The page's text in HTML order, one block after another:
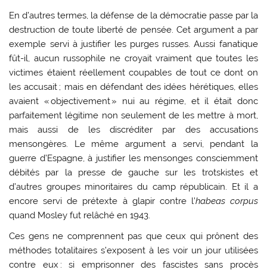
En d’autres termes, la défense de la démocratie passe par la
destruction de toute liberté de pensée. Cet argument a par
exemple servi à justifier les purges russes. Aussi fanatique
fût-il, aucun russophile ne croyait vraiment que toutes les
victimes étaient réellement coupables de tout ce dont on
les accusait ; mais en défendant des idées hérétiques, elles
avaient « objectivement » nui au régime, et il était donc
parfaitement légitime non seulement de les mettre à mort,
mais aussi de les discréditer par des accusations
mensongères. Le même argument a servi, pendant la
guerre d’Espagne, à justifier les mensonges consciemment
débités par la presse de gauche sur les trotskistes et
d’autres groupes minoritaires du camp républicain. Et il a
encore servi de prétexte à glapir contre l’habeas corpus
quand Mosley fut relâché en 1943.
Ces gens ne comprennent pas que ceux qui prônent des
méthodes totalitaires s’exposent à les voir un jour utilisées
contre eux : si emprisonner des fascistes sans procès